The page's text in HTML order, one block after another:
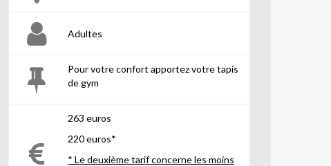
Adultes
Pour votre confort apportez votre tapis
de gym
263 euros
220 euros*
* Le deuxième tarif concerne les moins